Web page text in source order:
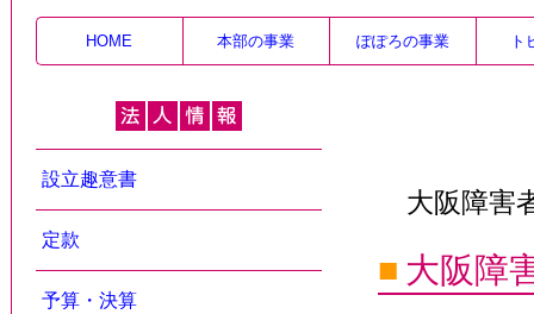
HOME 本部の事業 ぽぽろの事業 ト
設立趣意書
定款
予算・決算
大阪障害
■ 大阪障